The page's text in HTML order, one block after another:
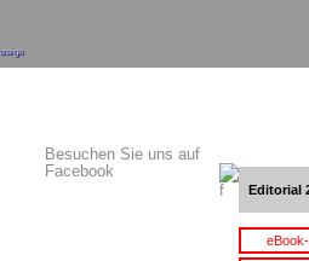
Besuchen Sie uns auf
Facebook
Editorial